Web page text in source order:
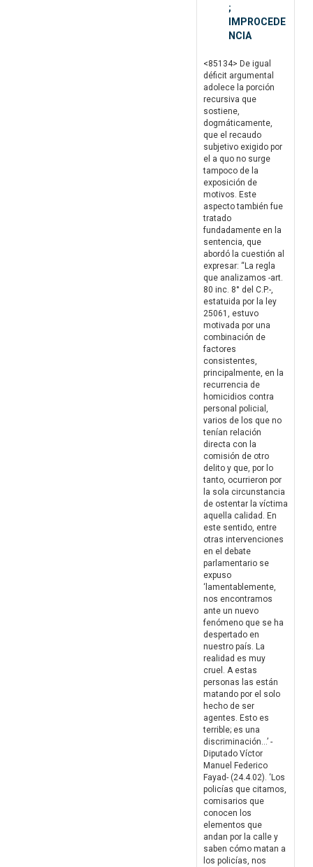
;
IMPROCEDE
NCIA
<85134> De igual
déficit argumental
adolece la porción
recursiva que
sostiene,
dogmáticamente,
que el recaudo
subjetivo exigido por
el a quo no surge
tampoco de la
exposición de
motivos. Este
aspecto también fue
tratado
fundadamente en la
sentencia, que
abordó la cuestión al
expresar: “La regla
que analizamos -art.
80 inc. 8° del C.P.-,
estatuida por la ley
25061, estuvo
motivada por una
combinación de
factores
consistentes,
principalmente, en la
recurrencia de
homicidios contra
personal policial,
varios de los que no
tenían relación
directa con la
comisión de otro
delito y que, por lo
tanto, ocurrieron por
la sola circunstancia
de ostentar la víctima
aquella calidad. En
este sentido, entre
otras intervenciones
en el debate
parlamentario se
expuso
‘lamentablemente,
nos encontramos
ante un nuevo
fenómeno que se ha
despertado en
nuestro país. La
realidad es muy
cruel. A estas
personas las están
matando por el solo
hecho de ser
agentes. Esto es
terrible; es una
discriminación…’ -
Diputado Víctor
Manuel Federico
Fayad- (24.4.02). ‘Los
policías que citamos,
comisarios que
conocen los
elementos que
andan por la calle y
saben cómo matan a
los policías, nos